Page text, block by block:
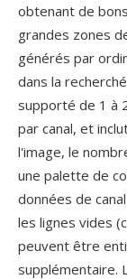
obtenant de
grandes zones
générés par
dans la
supporté de 1 à
par canal, et
l'image, le
une palette de
données de
les lignes vides
peuvent être
supplémentaire.